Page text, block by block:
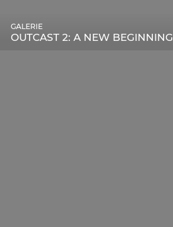
OUTCAST 2: A NEW BEGINNING
GALERIE